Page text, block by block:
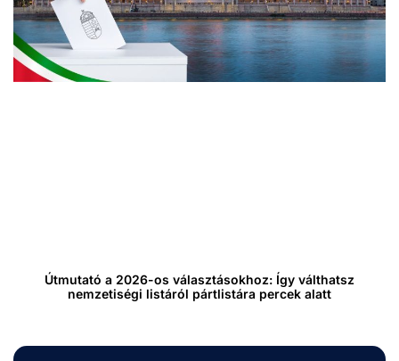
Útmutató a 2026-os választásokhoz: Így válthatsz
nemzetiségi listáról pártlistára percek alatt